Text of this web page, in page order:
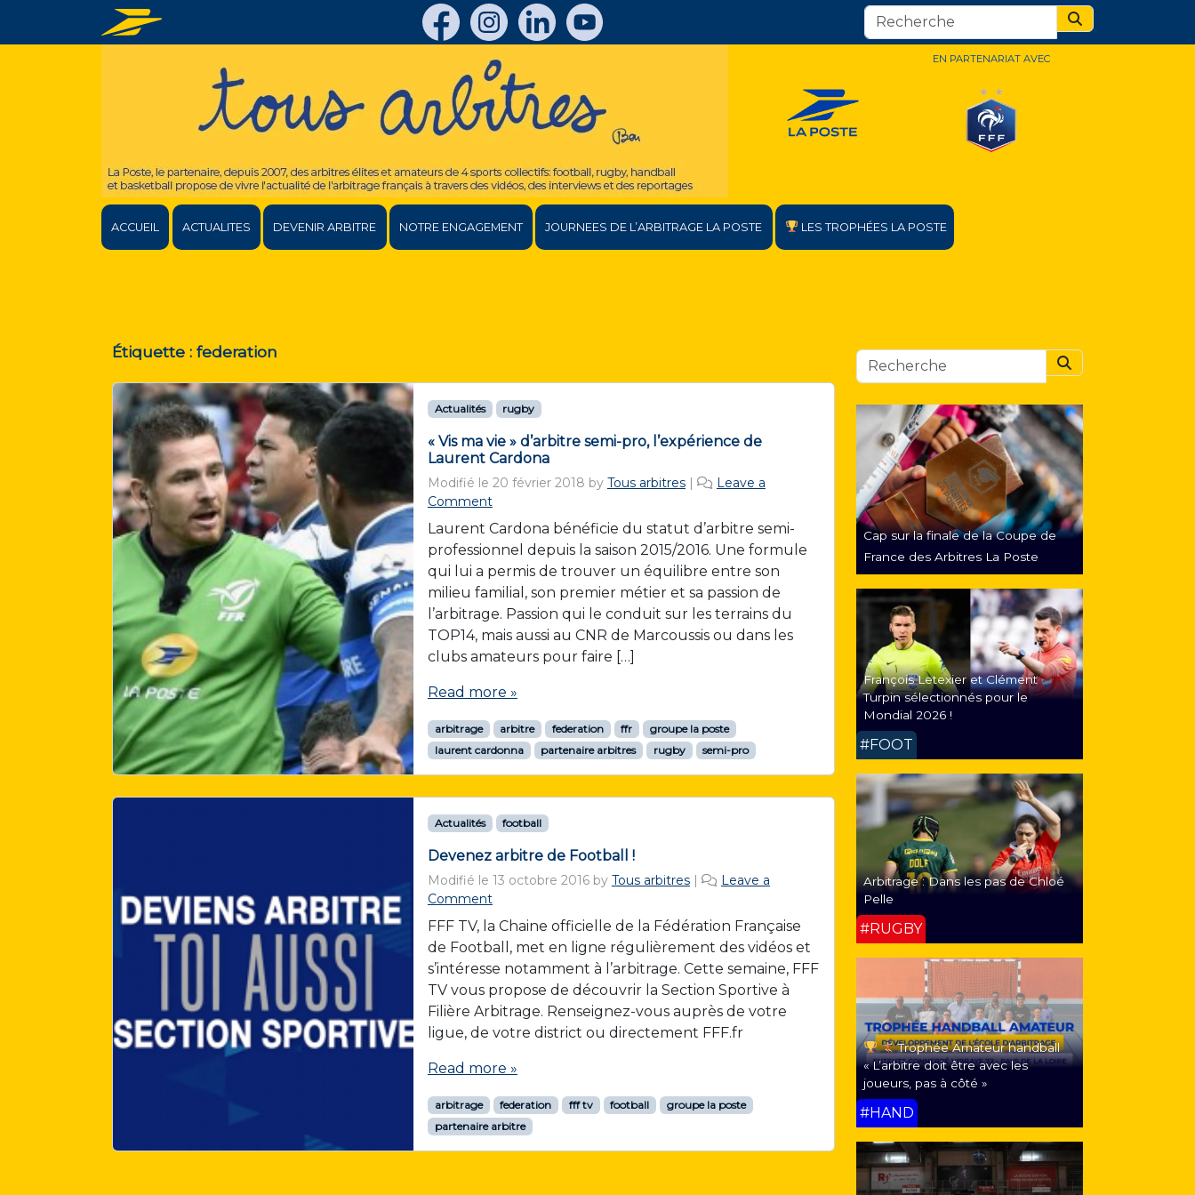
Search
EN PARTENARIAT AVEC
ACCUEIL ACTUALITES DEVENIR ARBITRE NOTRE ENGAGEMENT JOURNEES DE L’ARBITRAGE LA POSTE LES TROPHÉES LA POSTE
Étiquette : federation
Actualités rugby
« Vis ma vie » d’arbitre semi-pro, l’expérience de
Laurent Cardona
Modifié le 20 février 2018 by Tous arbitres |
Leave a
Comment
Laurent Cardona bénéficie du statut d’arbitre semi-
professionnel depuis la saison 2015/2016. Une formule
qui lui a permis de trouver un équilibre entre son
milieu familial, son premier métier et sa passion de
l’arbitrage. Passion qui le conduit sur les terrains du
TOP14, mais aussi au CNR de Marcoussis ou dans les
clubs amateurs pour faire […]
Read more »
arbitrage arbitre federation ffr
groupe la poste
laurent cardonna
partenaire arbitres rugby semi-pro
Actualités football
Devenez arbitre de Football !
Modifié le 13 octobre 2016by Tous arbitres |
Leave a
Comment
FFF TV, la Chaine officielle de la Fédération Française
de Football, met en ligne régulièrement des vidéos et
s’intéresse notamment à l’arbitrage. Cette semaine, FFF
TV vous propose de découvrir la Section Sportive à
Filière Arbitrage. Renseignez-vous auprès de votre
ligue, de votre district ou directement FFF.fr
Read more »
arbitrage federation fff tv football
groupe la poste
partenaire arbitre
Search
Cap sur la finale de la Coupe de
France des Arbitres La Poste
François Letexier et Clément
Turpin sélectionnés pour le
Mondial 2026 !
#FOOT
Arbitrage : Dans les pas de Chloé
Pelle
#RUGBY
Trophée Amateur handball
« L’arbitre doit être avec les
joueurs, pas à côté »
#HAND